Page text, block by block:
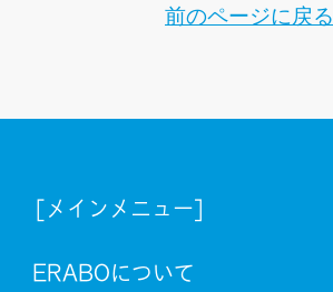
前のページに戻る
[メインメニュー]
ERABOについて